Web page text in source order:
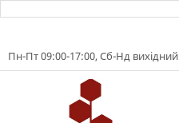
Пн-Пт 09:00-17:00, Сб-Нд вихідний